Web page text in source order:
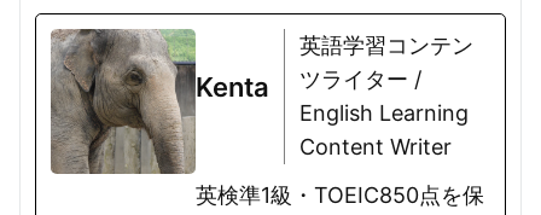
Kenta
英語学習コンテン
ツライター /
English Learning
Content Writer
英検準1級・TOEIC850点を保